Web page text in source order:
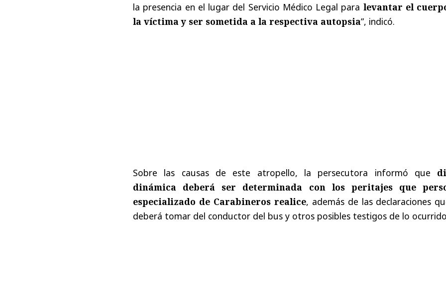
la presencia en el lugar del Servicio Médico Legal para levantar el
la víctima y ser sometida a la respectiva autopsia”, indicó.
Sobre las causas de este atropello, la persecutora informó que
dinámica deberá ser determinada con los peritajes que
especializado de Carabineros realice, además de las declaraciones
deberá tomar del conductor del bus y otros posibles testigos de lo